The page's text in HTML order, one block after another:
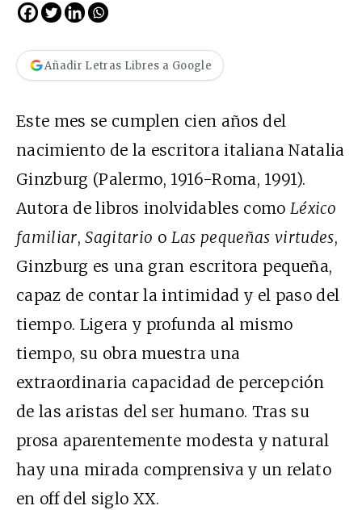
Añadir Letras Libres a Google
Este mes se cumplen cien años del
nacimiento de la escritora italiana Natalia
Ginzburg (Palermo, 1916-Roma, 1991).
Autora de libros inolvidables como Léxico
familiar,Sagitario o Las pequeñas virtudes,
Ginzburg es una gran escritora pequeña,
capaz de contar la intimidad y el paso del
tiempo. Ligera y profunda al mismo
tiempo, su obra muestra una
extraordinaria capacidad de percepción
de las aristas del ser humano. Tras su
prosa aparentemente modesta y natural
hay una mirada comprensiva y un relato
en off del siglo XX.